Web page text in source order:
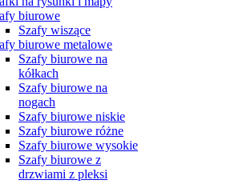
biurowe
Szafy wiszące
biurowe metalowe
Szafy biurowe na
kółkach
Szafy biurowe na
nogach
Szafy biurowe niskie
Szafy biurowe różne
Szafy biurowe wysokie
Szafy biurowe z
drzwiami z pleksi